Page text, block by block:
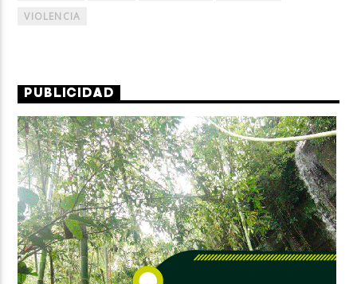
VIOLENCIA
PUBLICIDAD